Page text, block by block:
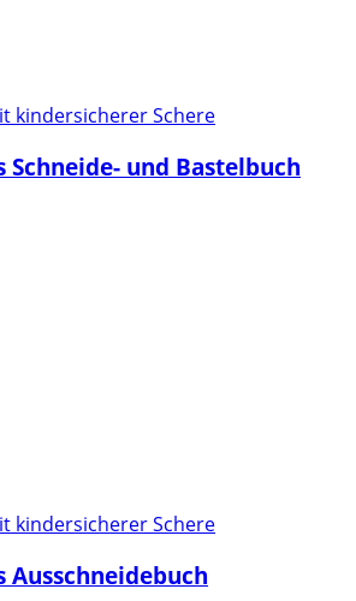
kindersicherer Schere
Schneide- und Bastelbuch
kindersicherer Schere
Ausschneidebuch